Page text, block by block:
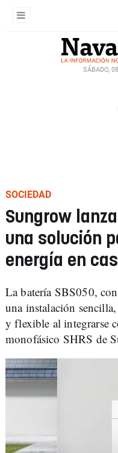
SÁBADO,
SOCIEDAD
Sungrow
una solución
energía en
La batería SBS050,
una instalación
y flexible al integrarse
monofásico SHRS de